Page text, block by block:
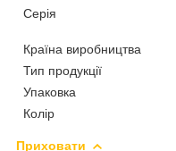
Серія
Країна виробництва
Тип продукції
Упаковка
Колір
Приховати